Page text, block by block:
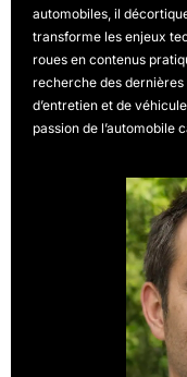
automobiles, il
transforme les enjeux
roues en contenus
recherche des dernières
d’entretien et de
passion de l’automobile